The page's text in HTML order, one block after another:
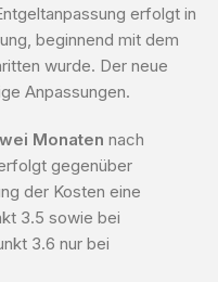
erfolgt in
beginnend mit dem
wurde. Der neue
Anpassungen.
Monaten nach
gegenüber
der Kosten eine
3.5 sowie bei
3.6 nur bei